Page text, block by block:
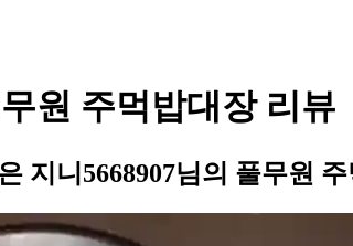
원 주먹밥대장 리뷰
지니5668907님의 풀무원